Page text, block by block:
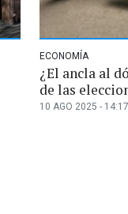
ECONOMÍA
¿El ancla al
de las
10 AGO 2025 - 14:17